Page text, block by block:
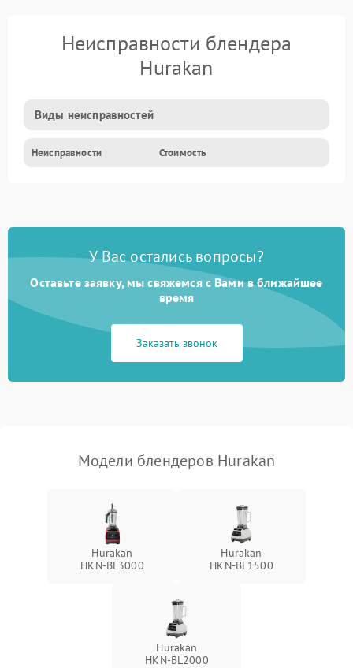
Неисправности блендера
Hurakan
Виды неисправностей
Неисправности Стоимость
У Вас остались вопросы?
Оставьте заявку, мы свяжемся с Вами в ближайшее
время
Заказать звонок
Модели блендеров Hurakan
Hurakan
HKN‑BL3000
Hurakan
HKN‑BL1500
Hurakan
HKN‑BL2000